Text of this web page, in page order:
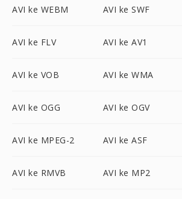
AVI ke WEBM AVI ke SWF
AVI ke FLV AVI ke AV1
AVI ke VOB AVI ke WMA
AVI ke OGG AVI ke OGV
AVI ke MPEG-2 AVI ke ASF
AVI ke RMVB AVI ke MP2